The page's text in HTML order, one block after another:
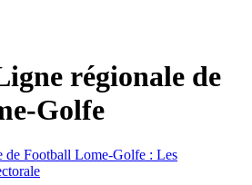
régionale de
Golfe